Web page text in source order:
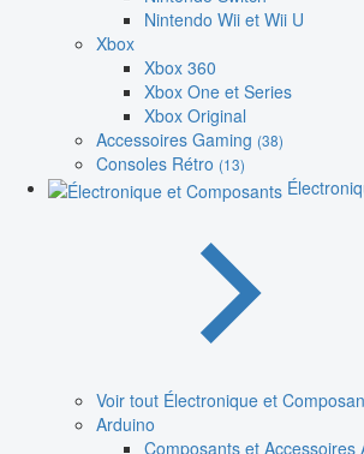
Nintendo Wii et Wii U
Xbox
Xbox 360
Xbox One et Series
Xbox Original
Accessoires Gaming (38)
Consoles Rétro (13)
Voir tout Électronique et
Arduino
Composants et Accessoires